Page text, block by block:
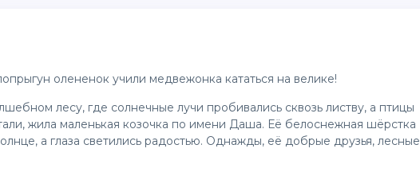
олененок учили медвежонка кататься на велике!
лесу, где солнечные лучи пробивались сквозь листву, а птицы
жила маленькая козочка по имени Даша. Её белоснежная шёрстка
а глаза светились радостью. Однажды, её добрые друзья, лесные